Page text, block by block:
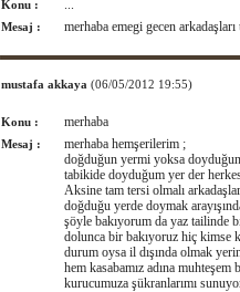
Konu : ...
Mesaj : merhaba emegi gecen
mustafa akkaya (06/05/2012 19:55)
Konu : merhaba
Mesaj :
merhaba hemşerilerim ;
doğduğun yermi yoksa
tabikide doyduğum yer der
Aksine tam tersi olmalı
doğduğu yerde doymak
şöyle bakıyorum da yaz tailinde
dolunca bir bakıyoruz hiç kimse
durum oysa il dışında olmak
hem kasabamız adına
kurucumuza şükranlarımı